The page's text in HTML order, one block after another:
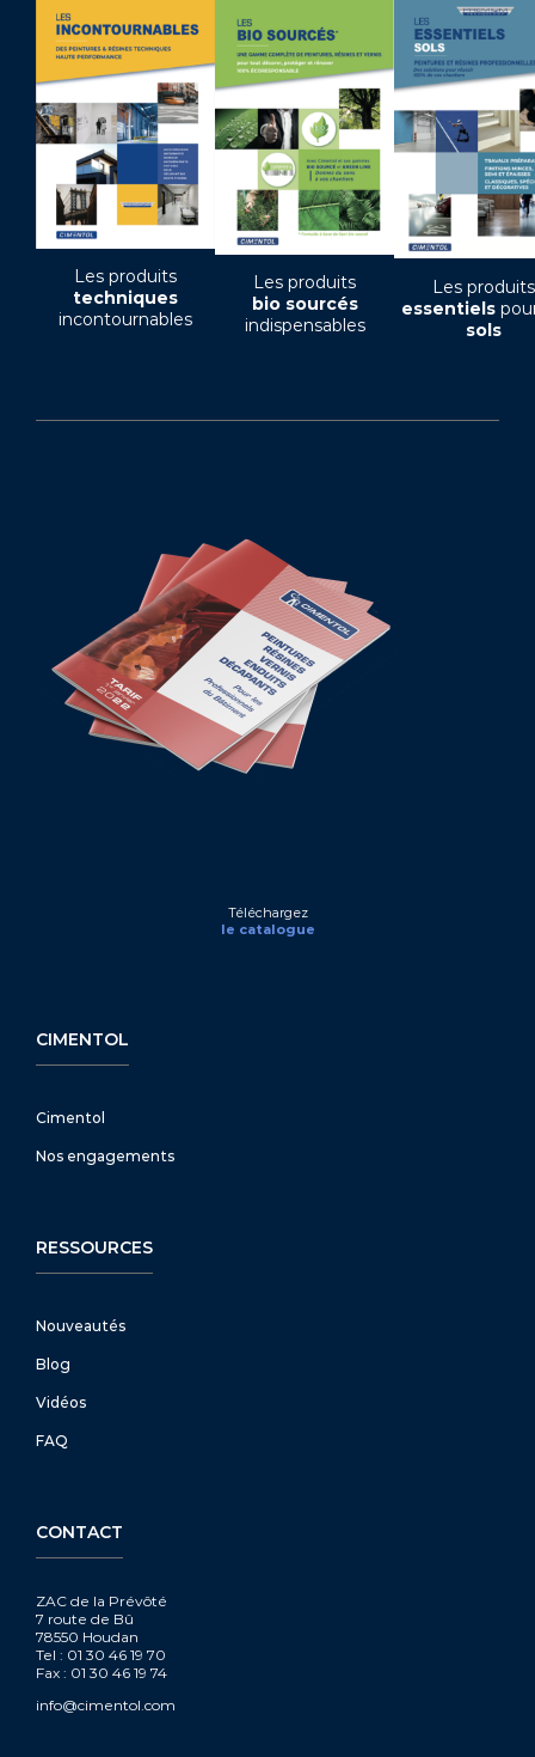
Les produits
techniques
incontournables
Les produits
bio sourcés
indispensables
Les produits
essentiels
sols
Téléchargez
le catalogue
CIMENTOL
Cimentol
Nos engagements
RESSOURCES
Nouveautés
Blog
Vidéos
FAQ
CONTACT
ZAC de la Prévôté
7 route de Bû
78550 Houdan
Tel : 01 30 46 19 70
Fax : 01 30 46 19 74
info@cimentol.com